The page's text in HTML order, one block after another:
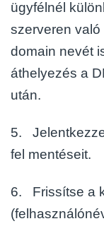
ügyfélnél
szerveren
domain nevét
áthelyezés a
után.
5.
fel mentéseit.
6. Frissítse a